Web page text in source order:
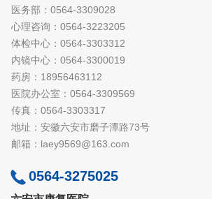
医务部：0564-3309028
心理咨询：0564-3223205
体检中心：0564-3303312
内镜中心：0564-3300019
药房：18956463112
医院办公室：0564-3309569
传真：0564-3303317
地址：安徽六安市磨子潭路73号
邮箱：laey9569@163.com
0564-3275025